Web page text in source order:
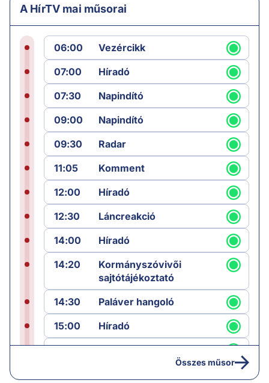
A HírTV mai műsorai
06:00
Vezércikk
07:00
Híradó
07:30
Napindító
09:00
Napindító
09:30
Radar
11:05
Komment
12:00
Híradó
12:30
Láncreakció
14:00
Híradó
14:20
Kormányszóvivői
sajtótájékoztató
14:30
Paláver hangoló
15:00
Híradó
15:30
Paláver
Összes műsor